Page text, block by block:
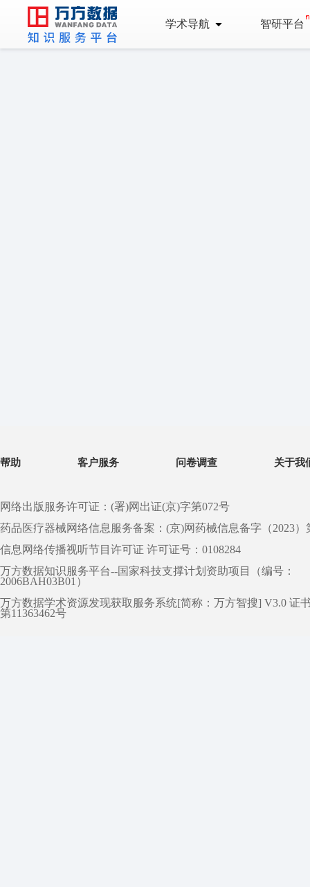
学术导航 智研平台
帮助 客户服务 问卷调查 关于我
网络出版服务许可证：(署)网出证(京)字第072号
药品医疗器械网络信息服务备案：(京)网药械信息备字（2023）
信息网络传播视听节目许可证 许可证号：0108284
万方数据知识服务平台--国家科技支撑计划资助项目（编号：
2006BAH03B01）
万方数据学术资源发现获取服务系统[简称：万方智搜] V3.0 证
第11363462号